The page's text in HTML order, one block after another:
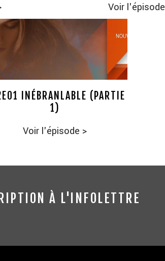
Voir l'épisode
INÉBRANLABLE (PARTIE
1)
Voir l'épisode >
À L'INFOLETTRE